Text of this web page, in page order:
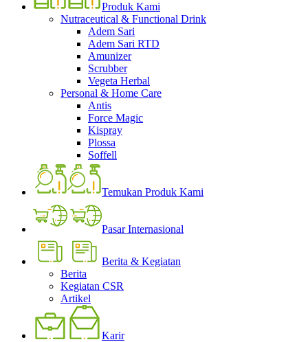
Produk Kami
Nutraceutical & Functional Drink
Adem Sari
Adem Sari RTD
Amunizer
Scrubber
Vegeta Herbal
Personal & Home Care
Antis
Force Magic
Kispray
Plossa
Soffell
Temukan Produk Kami
Pasar Internasional
Berita & Kegiatan
Berita
Kegiatan CSR
Artikel
Karir